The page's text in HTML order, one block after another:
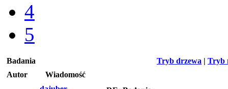
4
5
Tryb drzewa | Tryb
Badania
Autor
Wiadomość